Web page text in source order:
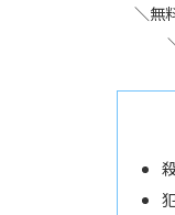
＼無